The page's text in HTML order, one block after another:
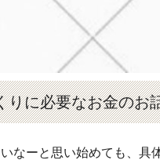
りに必要なお金のお
なーと思い始めても、具